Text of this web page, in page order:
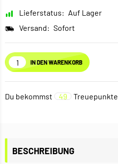
Lieferstatus: Auf Lager
Versand: Sofort
IN DEN WARENKORB
Du bekommst 49 Treuepunkte
BESCHREIBUNG